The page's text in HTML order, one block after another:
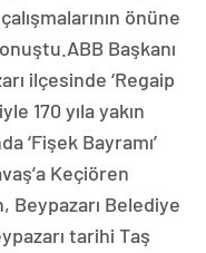
önüne
Başkanı
ilçesinde ‘Regaip
170 yıla yakın
‘Fişek Bayramı’
Keçiören
Beypazarı Belediye
tarihi Taş